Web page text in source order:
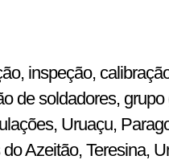
inspeção,
de soldadores,
Uruaçu,
Azeitão, Teresina,